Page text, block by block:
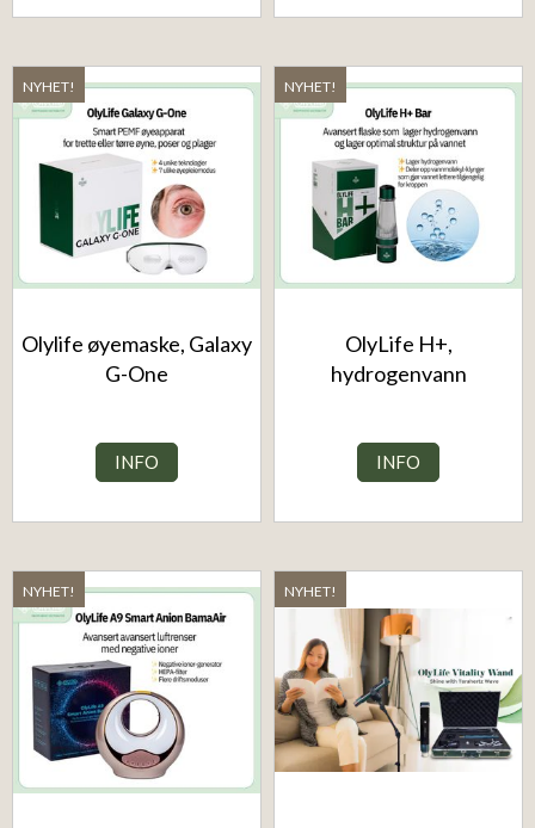
NYHET!
Olylife øyemaske, Galaxy
G-One
INFO
NYHET!
OlyLife H+,
hydrogenvann
INFO
NYHET! NYHET!